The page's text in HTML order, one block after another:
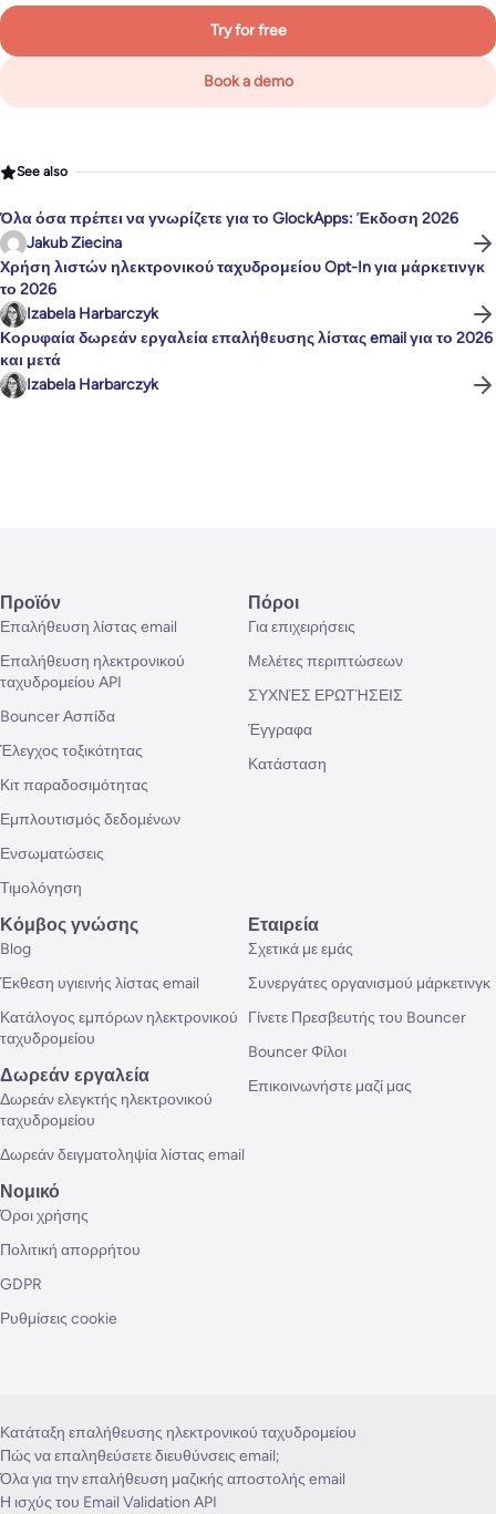
Try for free
Book a demo
See also
Όλα όσα πρέπει να γνωρίζετε για το GlockApps: Έκδοση 2026
Jakub Ziecina
Χρήση λιστών ηλεκτρονικού ταχυδρομείου Opt-In για μάρκετινγκ
το 2026
Izabela Harbarczyk
Κορυφαία δωρεάν εργαλεία επαλήθευσης λίστας email για το 2026
και μετά
Izabela Harbarczyk
Προϊόν
Επαλήθευση λίστας email
Επαλήθευση ηλεκτρονικού
ταχυδρομείου API
Bouncer Ασπίδα
Έλεγχος τοξικότητας
Κιτ παραδοσιμότητας
Εμπλουτισμός δεδομένων
Ενσωματώσεις
Τιμολόγηση
Πόροι
Για επιχειρήσεις
Μελέτες περιπτώσεων
ΣΥΧΝΈΣ ΕΡΩΤΉΣΕΙΣ
Έγγραφα
Κατάσταση
Κόμβος γνώσης
Blog
Έκθεση υγιεινής λίστας email
Κατάλογος εμπόρων ηλεκτρονικού
ταχυδρομείου
Δωρεάν εργαλεία
Δωρεάν ελεγκτής ηλεκτρονικού
ταχυδρομείου
Δωρεάν δειγματοληψία λίστας email
Εταιρεία
Σχετικά με εμάς
Συνεργάτες οργανισμού μάρκετινγκ
Γίνετε Πρεσβευτής του Bouncer
Bouncer Φίλοι
Επικοινωνήστε μαζί μας
Νομικό
Όροι χρήσης
Πολιτική απορρήτου
GDPR
Ρυθμίσεις cookie
Κατάταξη επαλήθευσης ηλεκτρονικού ταχυδρομείου
Πώς να επαληθεύσετε διευθύνσεις email;
Όλα για την επαλήθευση μαζικής αποστολής email
Η ισχύς του Email Validation API